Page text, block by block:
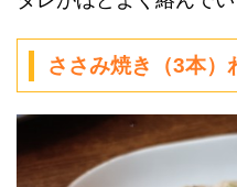
ささみ焼き（3本